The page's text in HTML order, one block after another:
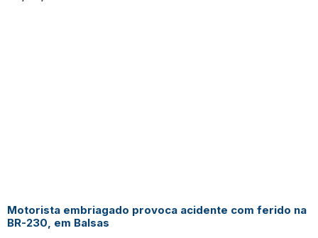
Motorista embriagado provoca acidente com ferido na
BR-230, em Balsas